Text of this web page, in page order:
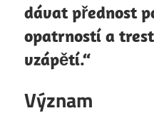
dávat přednost
opatrností a
vzápětí.“
Význam